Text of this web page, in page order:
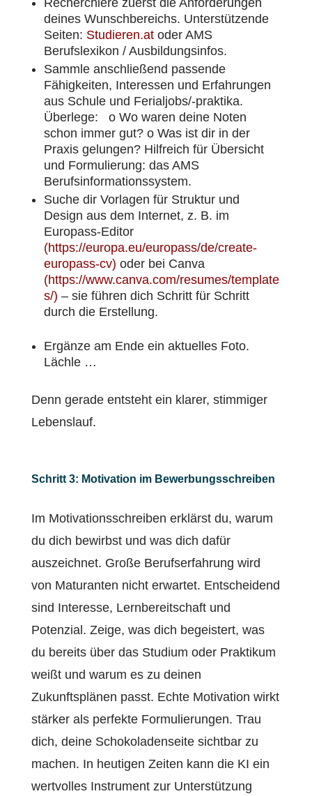
Recherchiere zuerst die Anforderungen
deines Wunschbereichs. Unterstützende
Seiten: Studieren.atoder AMS
Berufslexikon / Ausbildungsinfos.
Sammle anschließend passende
Fähigkeiten, Interessen und Erfahrungen
aus Schule und Ferialjobs/-praktika.
Überlege:
o Wo waren deine Noten
schon immer gut? o Was ist dir in der
Praxis gelungen?Hilfreich für Übersicht
und Formulierung: das AMS
Berufsinformationssystem.
Suche dir Vorlagen für Struktur und
Design aus dem Internet, z. B. im
Europass-Editor
(https://europa.eu/europass/de/create-
europass-cv) oder bei Canva
(https://www.canva.com/resumes/template
s/) – sie führen dich Schritt für Schritt
durch die Erstellung.
Ergänze am Ende ein aktuelles Foto.
Lächle …
Denn gerade entsteht ein klarer, stimmiger
Lebenslauf.
Schritt 3: Motivation im Bewerbungsschreiben
Im Motivationsschreiben erklärst du, warum
du dich bewirbst und was dich dafür
auszeichnet. Große Berufserfahrung wird
von Maturanten nicht erwartet. Entscheidend
sind Interesse, Lernbereitschaft und
Potenzial. Zeige, was dich begeistert, was
du bereits über das Studium oder Praktikum
weißt und warum es zu deinen
Zukunftsplänen passt. Echte Motivation wirkt
stärker als perfekte Formulierungen. Trau
dich, deine Schokoladenseite sichtbar zu
machen. In heutigen Zeiten kann die KI ein
wertvolles Instrument zur Unterstützung